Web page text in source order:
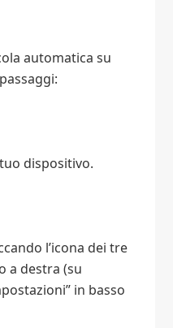
automatica su
dispositivo.
l’icona dei tre
a destra (su
in basso